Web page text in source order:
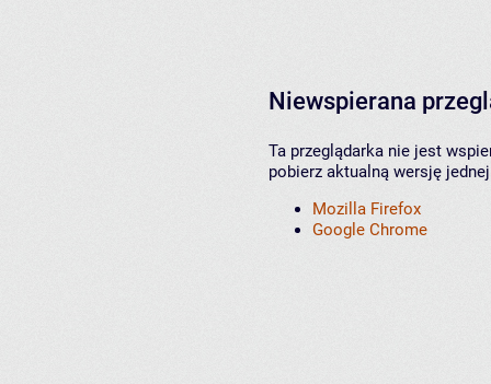
Niewspierana
Ta przeglądarka nie jest
pobierz aktualną wersję
Mozilla Firefox
Google Chrome